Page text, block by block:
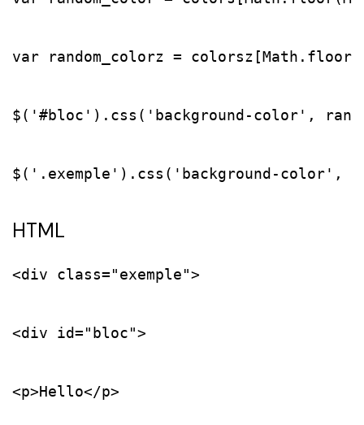
var random_colorz =
$('#bloc').css('background-color',
$('.exemple').css('background-color',
HTML
<div class="exemple">
<div id="bloc">
<p>Hello</p>